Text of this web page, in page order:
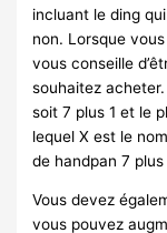
incluant le ding
non. Lorsque
vous conseille
souhaitez
soit 7 plus 1 et le
lequel X est le
de handpan 7 plus
Vous devez
vous pouvez